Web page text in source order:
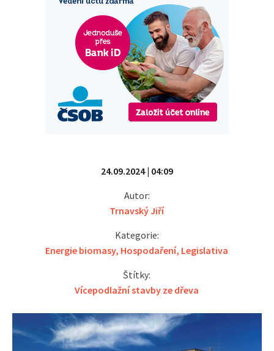
24.09.2024 | 04:09
Autor:
Trnavský Jiří
Kategorie:
Energie biomasy, Hospodaření, Legislativa
Štítky:
Vícepodlažní stavby ze dřeva